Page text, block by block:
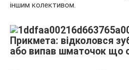
іншим колективом.